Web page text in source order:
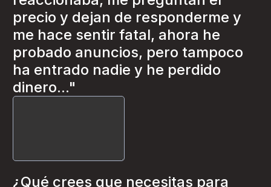
precio y dejan de responderme y
me hace sentir fatal, ahora he
probado anuncios, pero tampoco
ha entrado nadie y he perdido
dinero..."
¿Qué crees que necesitas para